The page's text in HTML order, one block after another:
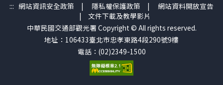
::: 網站資訊安全政策 | 隱私權保護政策 | 網站資料開放宣告
| 文件下載及教學影片
中華民國交通部觀光署 Copyright © All rights reserved.
地址：106433臺北市忠孝東路4段290號9樓
電話：(02)2349-1500